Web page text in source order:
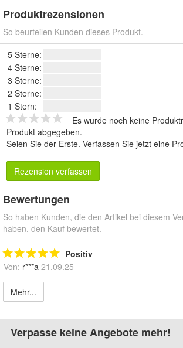
Produktrezensionen
So beurteilen Kunden dieses Produkt.
5 Sterne:
4 Sterne:
3 Sterne:
2 Sterne:
1 Stern:
Es wurde noch keine
Produkt abgegeben.
Seien Sie der Erste. Verfassen Sie jetzt eine
Rezension verfassen
Bewertungen
So haben Kunden, die den Artikel bei diesem
haben, den Kauf bewertet.
Positiv
Von: r***a 21.09.25
Mehr...
Verpasse keine Angebote mehr!